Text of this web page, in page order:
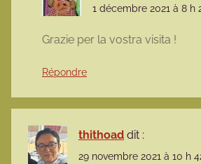
1 décembre 2021 à 8 h
Grazie per la vostra visita !
Répondre
thithoad dit :
29 novembre 2021 à 10 h